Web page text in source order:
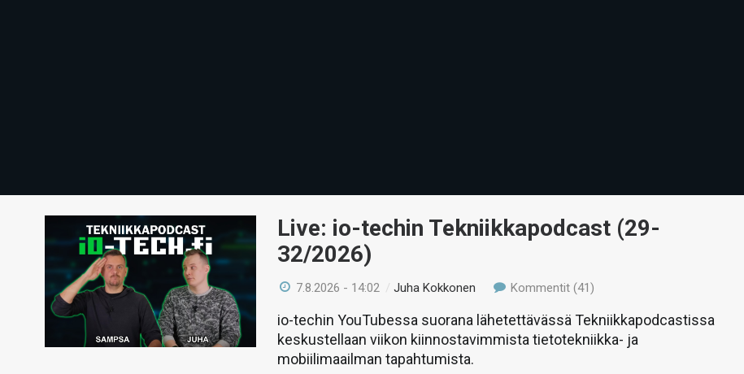
Live: io-techin Tekniikkapodcast (29-
32/2026)
7.8.2026 - 14:02 /Juha Kokkonen Kommentit (41)
io-techin YouTubessa suorana lähetettävässä Tekniikkapodcastissa
keskustellaan viikon kiinnostavimmista tietotekniikka- ja
mobiilimaailman tapahtumista.